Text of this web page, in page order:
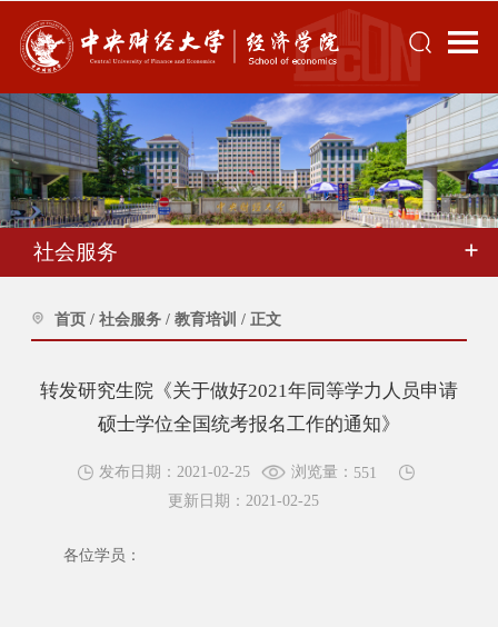
社会服务
首页 / 社会服务 / 教育培训 / 正文
转发研究生院《关于做好2021年同等学力人员申请
硕士学位全国统考报名工作的通知》
发布日期：2021-02-25 浏览量： 551
更新日期：2021-02-25
各位学员：